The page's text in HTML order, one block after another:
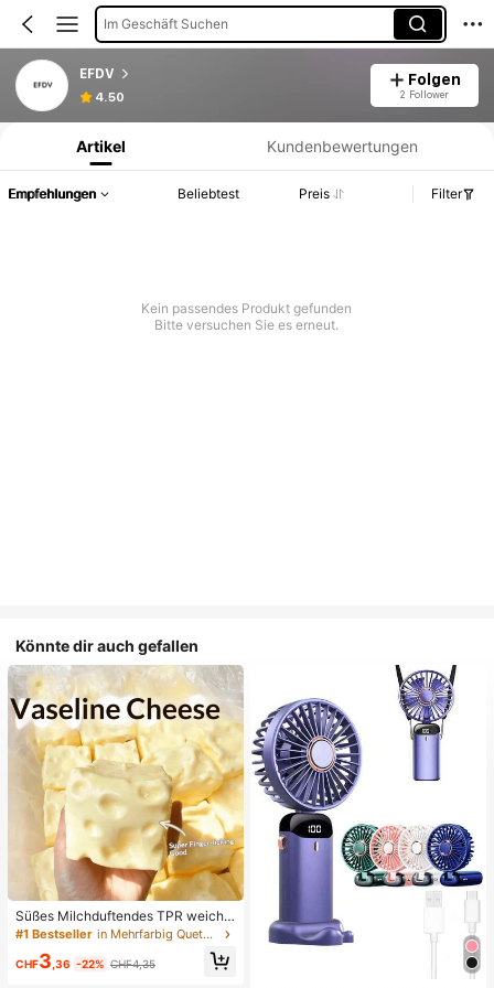
Im Geschäft Suchen
EFDV
4.50
Folgen
2 Follower
Produktinformation: Preisangabe, Verkaufs- und Lagerbestandsdetails.
Artikel Kundenbewertungen
Empfehlungen Beliebtest Preis Filter
Kein passendes Produkt gefunden
Bitte versuchen Sie es erneut.
Könnte dir auch gefallen
Süßes Milchduftendes TPR weiche
s quetschbares Dumpling-förmiges
Stressabbau-Spielzeug, 5cm niedli
ches lustiges Quetsch-Stressabbau
#1 Bestseller in Mehrfarbig Quetschspielzeug für Teenager
CHF3 ,36 -22% CHF4,35